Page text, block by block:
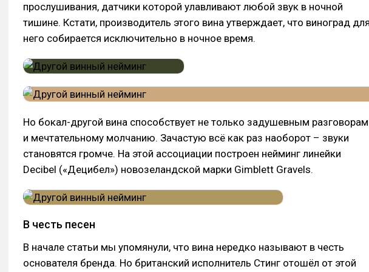
прослушивания, датчики которой улавливают любой звук в ночной
тишине. Кстати, производитель этого вина утверждает, что виноград
него собирается исключительно в ночное время.
Но бокал-другой вина способствует не только задушевным разговорам
и мечтательному молчанию. Зачастую всё как раз наоборот – звуки
становятся громче. На этой ассоциации построен нейминг линейки
Decibel («Децибел») новозеландской марки Gimblett Gravels.
В честь песен
В начале статьи мы упомянули, что вина нередко называют в честь
основателя бренда. Но британский исполнитель Стинг отошёл от этой